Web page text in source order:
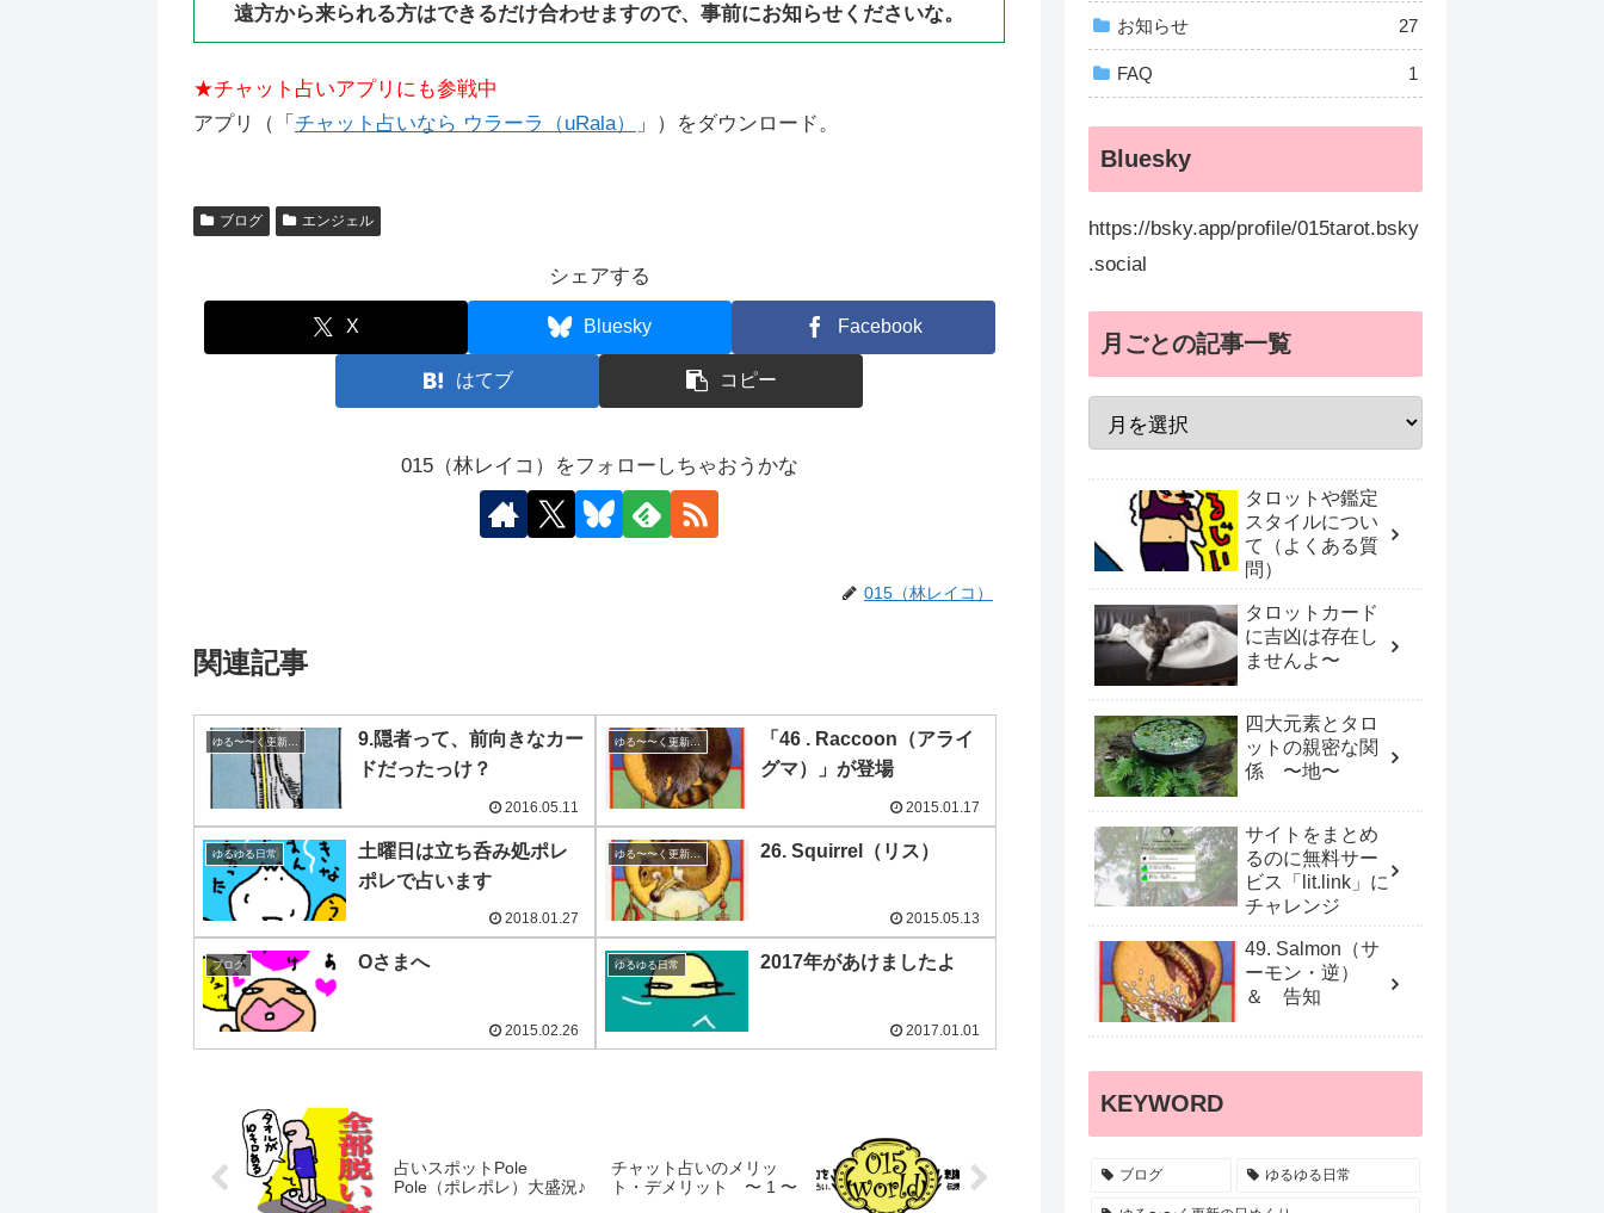
遠方から来られる方はできるだけ合わせますので、事前にお知らせくださいな。
★チャット占いアプリにも参戦中
アプリ（「 チャット占いなら ウラーラ（uRala） 」）をダウンロード。
ブログ エンジェル
シェアする
X Bluesky Facebook
はてブ コピー
015（林レイコ）をフォローしちゃおうかな
015（林レイコ）
関連記事
9.隠者って、前向きなカー
ドだったっけ？
2016.05.11
ゆる〜〜く更新の日めくり
「46 . Raccoon（アライ
グマ）」が登場
2015.01.17
ゆるゆる日常
土曜日は立ち呑み処ポレ
ポレで占います
2018.01.27
ゆる〜〜く更新の日めくり 26. Squirrel（リス）
2015.05.13
ブログ Oさまへ
2015.02.26
ゆるゆる日常 2017年があけましたよ
2017.01.01
占いスポットPole
Pole（ポレポレ）大盛況♪
チャット占いのメリッ
ト・デメリット 〜 1 〜
お知らせ 27
FAQ 1
Bluesky
https://bsky.app/profile/015tarot.bsky
.social
月ごとの記事一覧
タロットや鑑定
スタイルについ
て（よくある質
問）
タロットカード
に吉凶は存在し
ませんよ〜
四大元素とタロ
ットの親密な関
係 〜地〜
サイトをまとめ
るのに無料サー
ビス「lit.link」に
チャレンジ
49. Salmon（サ
ーモン・逆）
＆ 告知
KEYWORD
ブログ ゆるゆる日常